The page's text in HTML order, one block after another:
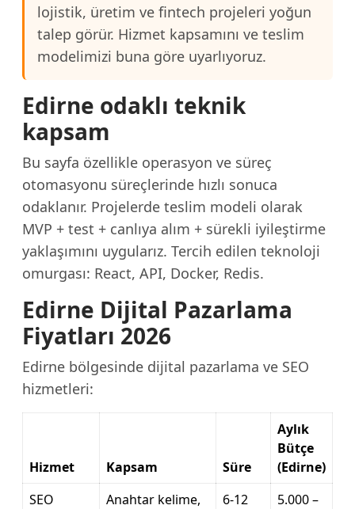
lojistik, üretim ve fintech projeleri yoğun
talep görür. Hizmet kapsamını ve teslim
modelimizi buna göre uyarlıyoruz.
Edirne odaklı teknik
kapsam
Bu sayfa özellikle operasyon ve süreç
otomasyonu süreçlerinde hızlı sonuca
odaklanır. Projelerde teslim modeli olarak
MVP + test + canlıya alım + sürekli iyileştirme
yaklaşımını uygularız. Tercih edilen teknoloji
omurgası: React, API, Docker, Redis.
Edirne Dijital Pazarlama
Fiyatları 2026
Edirne bölgesinde dijital pazarlama ve SEO
hizmetleri:
Hizmet Kapsam Süre
Aylık
Bütçe
(Edirne)
SEO
Anahtar kelime,
6-12
5.000 –